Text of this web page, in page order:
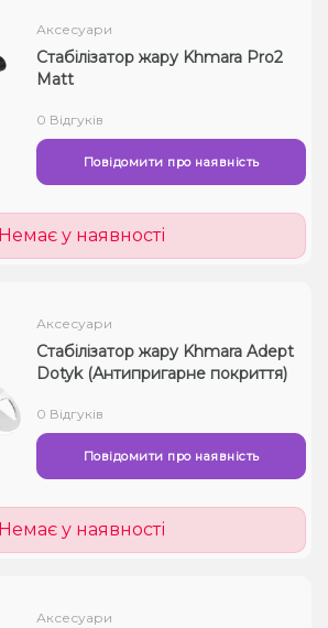
Аксесуари
Стабілізатор жару Khmara Pro2
Matt
0 Відгуків
Повідомити про наявність
Немає у наявності
Аксесуари
Стабілізатор жару Khmara Adept
Dotyk (Антипригарне покриття)
0 Відгуків
Повідомити про наявність
Немає у наявності
Аксесуари